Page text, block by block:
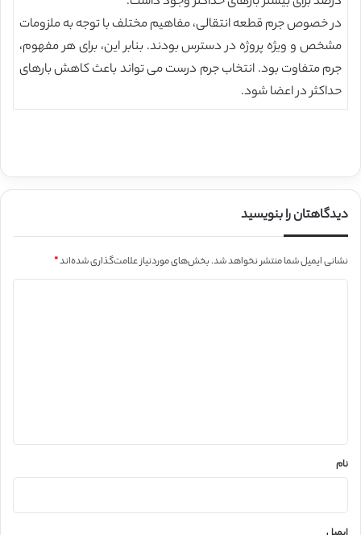
در خصوص جرم قطعه انتقالی، مفاهیم مختلف با توجه به ملزومات
مشخص و ویژه پروژه در دسترس بودند. بنابر این، برای هر مفهوم،
جرم متفاوت بود. انتخاب جرم درست می تواند باعث کاهش بارهای
حداکثر در اعضا شود.
دیدگاهتان را بنویسید
نشانی ایمیل شما منتشر نخواهد شد.بخش‌های موردنیاز علامت‌گذاری شده‌اند*
نام